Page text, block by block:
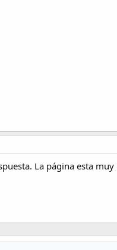
La página esta